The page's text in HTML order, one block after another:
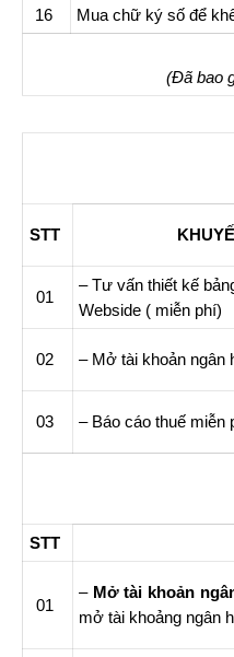
16
Mua chữ ký số để
(Đã bao
STT
01
– Tư vấn thiết kế
Webside ( miễn phí)
02 – Mở tài khoản ngân
03 – Báo cáo thuế miễn
STT
01
– Mở tài khoản
mở tài khoảng ngân